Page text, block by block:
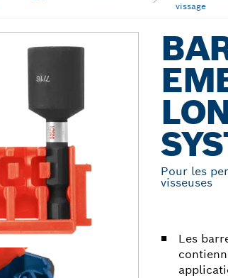
vissage
Pour les
visseuses
Les